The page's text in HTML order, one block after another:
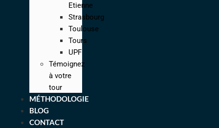
Etienne
Strasbourg
Toulouse
Tours
UPF
Témoignez
à votre
tour
MÉTHODOLOGIE
BLOG
CONTACT